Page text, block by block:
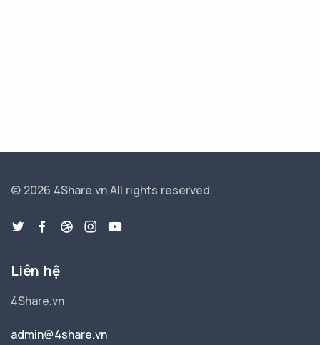
© 2026 4Share.vnAll rights reserved.
Liên hệ
4Share.vn
admin@4share.vn